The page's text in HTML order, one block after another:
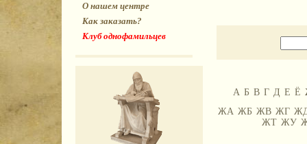
О нашем центре
Как заказать?
Клуб однофамильцев
А Б В Г Д Е Ё
ЖА ЖБ ЖВ ЖГ
ЖТ ЖУ